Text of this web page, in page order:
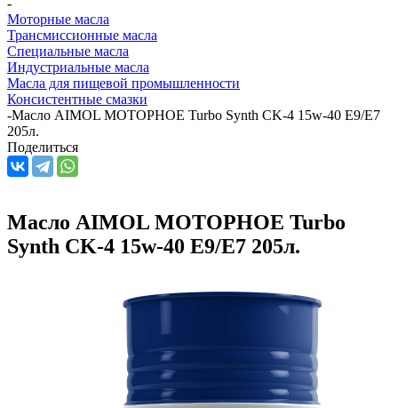
Моторные масла
Трансмиссионные масла
Специальные масла
Индустриальные масла
Масла для пищевой промышленности
Консистентные смазки
-Масло AIMOL МОТОРНОЕ Turbo Synth CK-4 15w-40 E9/E7
205л.
Поделиться
Масло AIMOL МОТОРНОЕ Turbo
Synth CK-4 15w-40 E9/E7 205л.